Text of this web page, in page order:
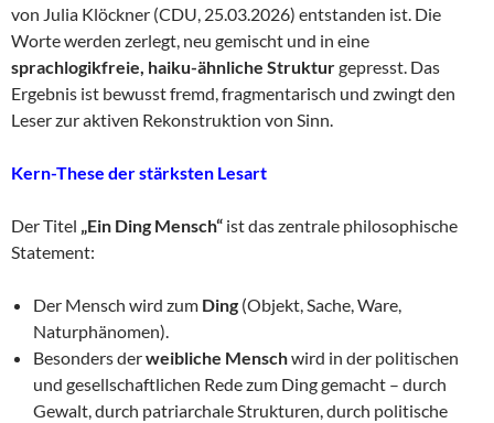
von Julia Klöckner (CDU, 25.03.2026) entstanden ist. Die
Worte werden zerlegt, neu gemischt und in eine
sprachlogikfreie, haiku-ähnliche Strukturgepresst. Das
Ergebnis ist bewusst fremd, fragmentarisch und zwingt den
Leser zur aktiven Rekonstruktion von Sinn.
Kern-These der stärksten Lesart
Der Titel „Ein Ding Mensch“ ist das zentrale philosophische
Statement:
Der Mensch wird zum Ding (Objekt, Sache, Ware,
Naturphänomen).
Besonders derweibliche Menschwird in der politischen
und gesellschaftlichen Rede zum Ding gemacht – durch
Gewalt, durch patriarchale Strukturen, durch politische